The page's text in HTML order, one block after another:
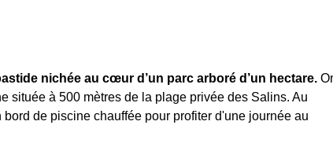
nichée au cœur d’un parc arboré d’un hectare.
située à 500 mètres de la plage privée des Salins. Au
de piscine chauffée pour profiter d'une journée au